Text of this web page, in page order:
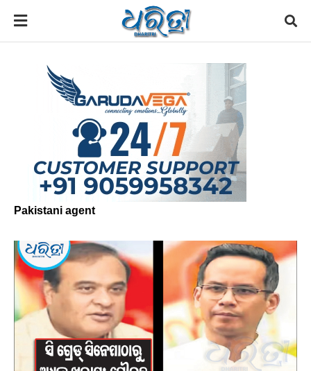
Pakistani agent